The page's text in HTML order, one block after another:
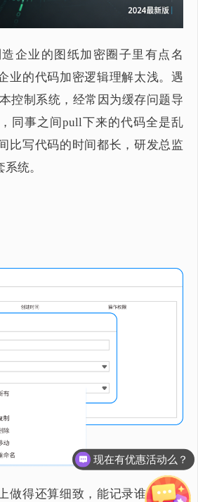
企业的图纸加密圈子里有点名
业的代码加密逻辑理解太浅。遇
控制系统，经常因为缓存问题导
同事之间pull下来的代码全是乱
比写代码的时间都长，研发总监
统。
做得还算细致，能记录谁看了什
现在有优惠活动么？